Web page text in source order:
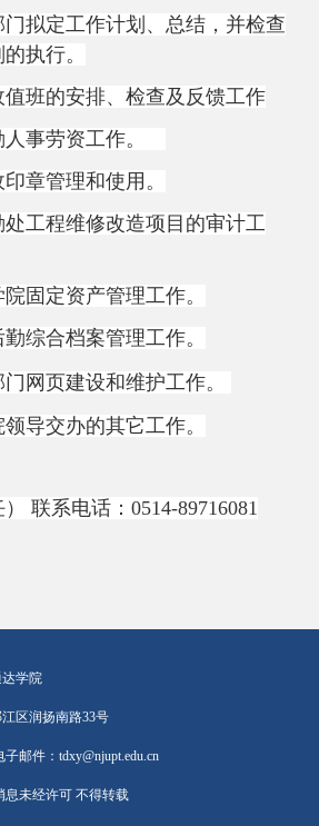
门拟定工作计划、总结，并检查
执行。
值班的安排、检查及反馈工作
人事劳资工作。
印章管理和使用。
处工程维修改造项目的审计工
院固定资产管理工作。
勤综合档案管理工作。
网页建设和维护工作。
导交办的其它工作。
联系电话：0514-89716081
学院
区润扬南路33号
子邮件：tdxy@njupt.edu.cn
息未经许可 不得转载